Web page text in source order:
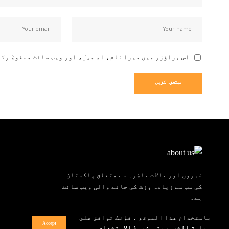
باستخدام هذا الموقع ، فإنك توافق على
Accept
اس براؤزر میں میرا نام، ای میل، اور ویب سائٹ محفوظ
خبروں اور حالات حاضرہ سے متعلق پاکستان
کی سب سے زیادہ وزٹ کی جانے والی ویب سائٹ
ہے۔